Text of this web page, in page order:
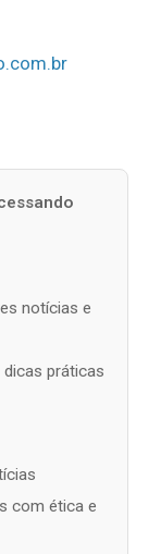
notícias e
práticas
com ética e